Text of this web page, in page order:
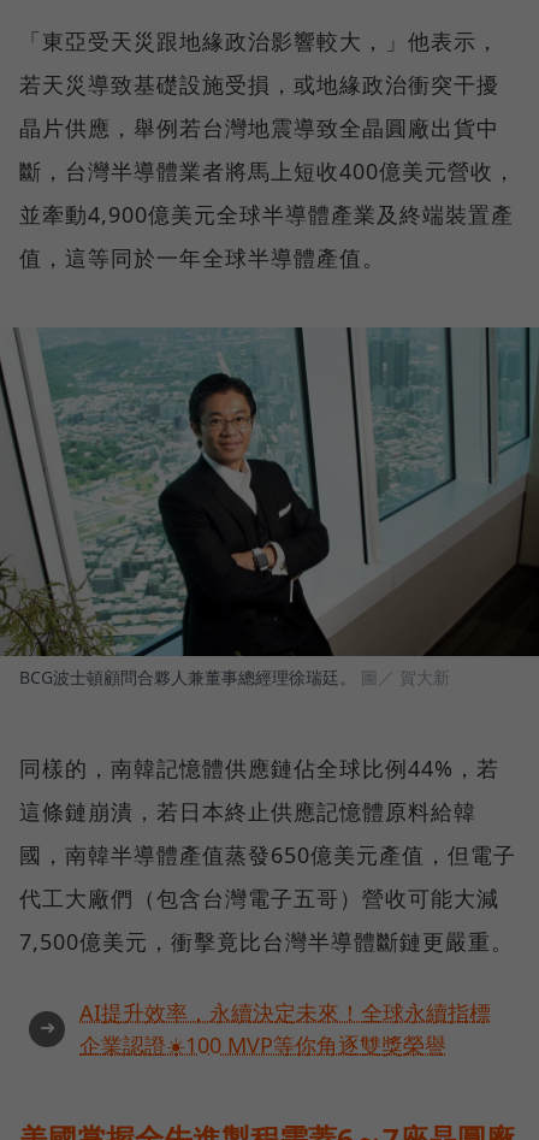
「東亞受天災跟地緣政治影響較大，」他表示，
若天災導致基礎設施受損，或地緣政治衝突干擾
晶片供應，舉例若台灣地震導致全晶圓廠出貨中
斷，台灣半導體業者將馬上短收400億美元營收，
並牽動4,900億美元全球半導體產業及終端裝置產
值，這等同於一年全球半導體產值。
BCG波士頓顧問合夥人兼董事總經理徐瑞廷。 圖／ 賀大新
同樣的，南韓記憶體供應鏈佔全球比例44%，若
這條鏈崩潰，若日本終止供應記憶體原料給韓
國，南韓半導體產值蒸發650億美元產值，但電子
代工大廠們（包含台灣電子五哥）營收可能大減
7,500億美元，衝擊竟比台灣半導體斷鏈更嚴重。
➜
AI提升效率，永續決定未來！全球永續指標
企業認證☀️100 MVP等你角逐雙獎榮譽